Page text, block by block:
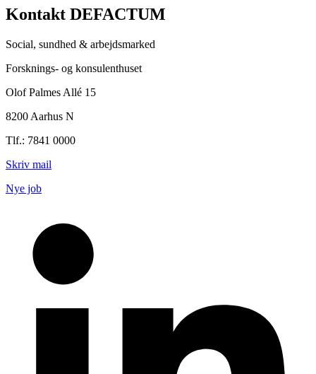
Kontakt DEFACTUM
Social, sundhed & arbejdsmarked
Forsknings- og konsulenthuset
Olof Palmes Allé 15
8200 Aarhus N
Tlf.: 7841 0000
Skriv mail
Nye job